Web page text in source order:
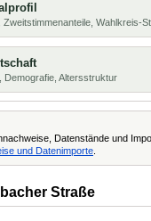
Zweitstimmenanteile, Wahlkreis-
Demografie, Altersstruktur
Datenstände und
und Datenimporte
Straße